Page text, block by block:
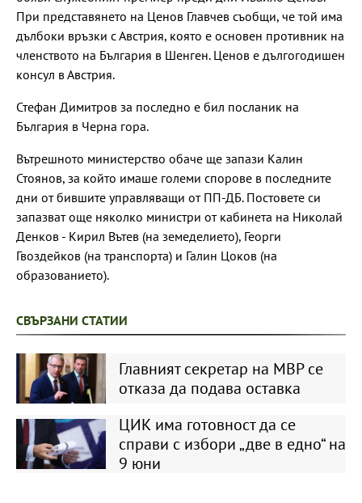
При представянето на Ценов Главчев съобщи, че той има
дълбоки връзки с Австрия, която е основен противник на
членството на България в Шенген. Ценов е дългогодишен
консул в Австрия.
Стефан Димитров за последно е бил посланик на
България в Черна гора.
Вътрешното министерство обаче ще запази Калин
Стоянов, за който имаше големи спорове в последните
дни от бившите управляващи от ПП-ДБ. Постовете си
запазват още няколко министри от кабинета на Николай
Денков - Кирил Вътев (на земеделието), Георги
Гвоздейков (на транспорта) и Галин Цоков (на
образованието).
СВЪРЗАНИ СТАТИИ
Главният секретар на МВР се
отказа да подава оставка
ЦИК има готовност да се
справи с избори „две в едно“ на
9 юни